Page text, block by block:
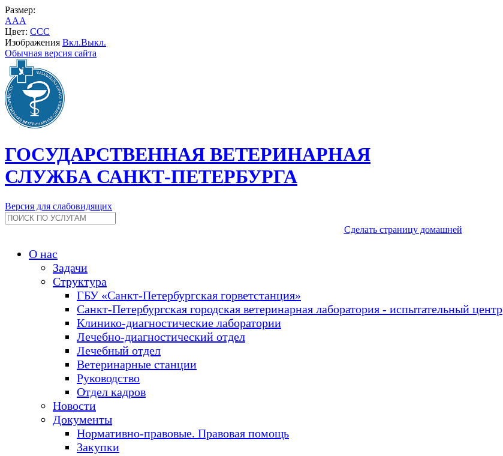
Размер:
AAA
Цвет: CCC
Изображения Вкл.Выкл.
Обычная версия сайта
ГОСУДАРСТВЕННАЯ ВЕТЕРИНАРНАЯ
СЛУЖБА САНКТ-ПЕТЕРБУРГА
Версия для слабовидящих
Сделать страницу домашней
О нас
Задачи
Структура
ГБУ «Санкт-Петербургская горветстанция»
Санкт-Петербургская городская ветеринарная лаборатория - испытательный центр
Клинико-диагностические лаборатории
Лечебно-диагностический отдел
Лечебный отдел
Ветеринарные станции
Руководство
Отдел кадров
Новости
Документы
Нормативно-правовые. Правовая помощь
Закупки